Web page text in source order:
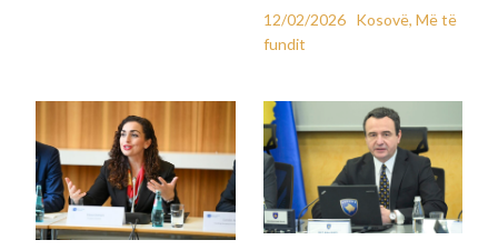
12/02/2026 Kosovë, Më të
fundit